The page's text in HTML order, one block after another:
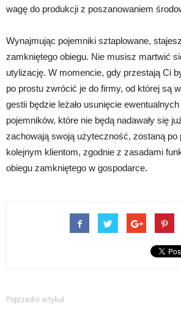
wagę do produkcji z poszanowaniem
Wynajmując pojemniki sztaplowane,
zamkniętego obiegu. Nie musisz martwić
utylizację. W momencie, gdy przestają Ci
po prostu zwrócić je do firmy, od której są
gestii będzie leżało usunięcie
pojemników, które nie będą nadawały się
zachowają swoją użyteczność, zostaną po
kolejnym klientom, zgodnie z zasadami
obiegu zamkniętego w gospodarce.
Poprzedni artykuł